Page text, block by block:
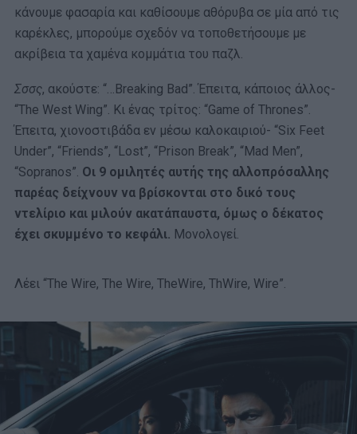
κάνουμε φασαρία και καθίσουμε αθόρυβα σε μία από τις
καρέκλες, μπορούμε σχεδόν να τοποθετήσουμε με
ακρίβεια τα χαμένα κομμάτια του παζλ.
Σσσς, ακούστε: “…Breaking Bad”. Έπειτα, κάποιος άλλος-
“The West Wing”. Κι ένας τρίτος: “Game of Thrones”.
Έπειτα, χιονοστιβάδα εν μέσω καλοκαιριού- “Six Feet
Under”, “Friends”, “Lost”, “Prison Break”, “Mad Men”,
“Sopranos”. Οι 9 ομιλητές αυτής της αλλοπρόσαλλης
παρέας δείχνουν να βρίσκονται στο δικό τους
ντελίριο και μιλούν ακατάπαυστα, όμως ο δέκατος
έχει σκυμμένο το κεφάλι. Μονολογεί.
Λέει “The Wire, The Wire, TheWire, ThWire, Wire”.